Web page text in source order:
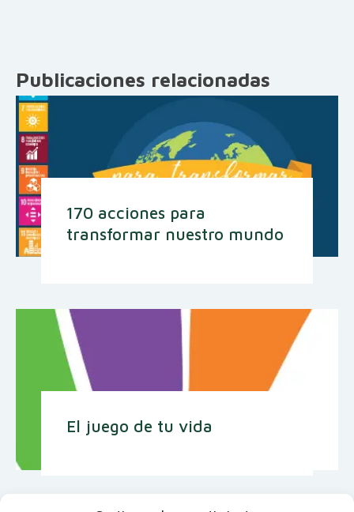
Publicaciones relacionadas
170 acciones para
transformar nuestro mundo
El juego de tu vida